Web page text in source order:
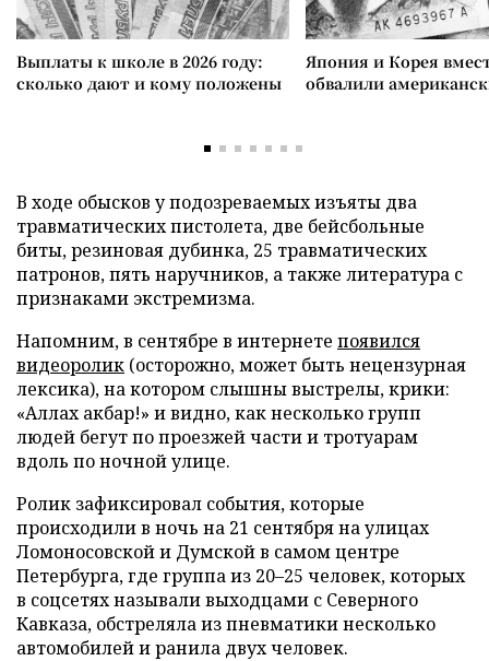
Выплаты к школе в 2026 году:
сколько дают и кому положены
Япония и Корея
обвалили
В ходе обысков у подозреваемых изъяты два
травматических пистолета, две бейсбольные
биты, резиновая дубинка, 25 травматических
патронов, пять наручников, а также литература с
признаками экстремизма.
Напомним, в сентябре в интернете появился
видеоролик (осторожно, может быть нецензурная
лексика), на котором слышны выстрелы, крики:
«Аллах акбар!» и видно, как несколько групп
людей бегут по проезжей части и тротуарам
вдоль по ночной улице.
Ролик зафиксировал события, которые
происходили в ночь на 21 сентября на улицах
Ломоносовской и Думской в самом центре
Петербурга, где группа из 20–25 человек, которых
в соцсетях называли выходцами с Северного
Кавказа, обстреляла из пневматики несколько
автомобилей и ранила двух человек.